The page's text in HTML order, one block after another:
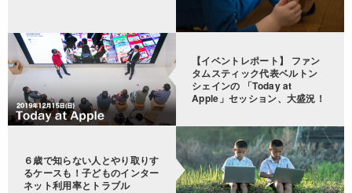
【イベントレポート】 ファン
タムスティック代表ベルトン
シェインの 「Today at
Apple」セッション、大盛況！
６歳で知らない人とやり取りす
るケースも！子どものインター
ネット利用率とトラブル